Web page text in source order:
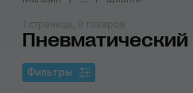
1 страница, 9 товаров
Фильтры